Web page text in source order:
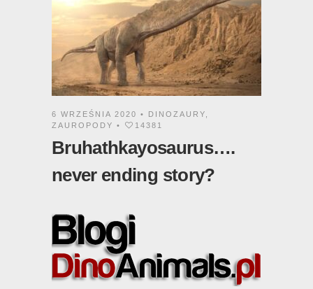
6 WRZEŚNIA 2020 • DINOZAURY
ZAUROPODY • 14381
Bruhathkayosaurus….
never ending story?